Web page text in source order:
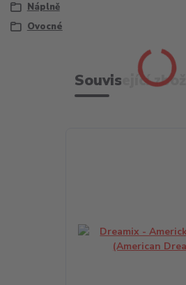
Náplně
Ovocné
Související zboží